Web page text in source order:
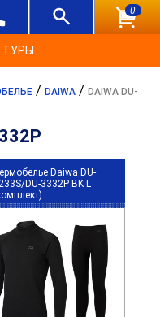
0
/ DAIWA / DAIWA DU-
Daiwa DU-
DU-3332P BK L